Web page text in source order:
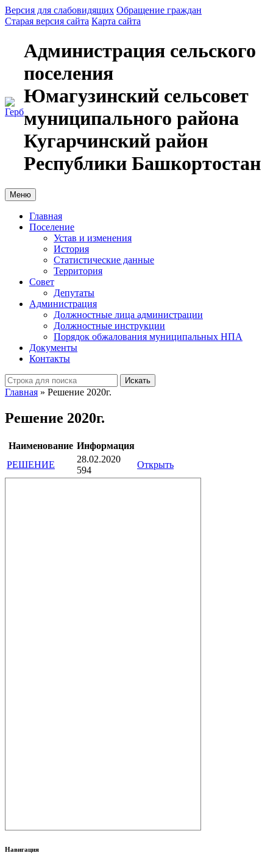
Версия для слабовидящих Обращение граждан
Старая версия сайта Карта сайта
Администрация сельского
поселения
Юмагузинский сельсовет
муниципального района
Кугарчинский район
Республики Башкортостан
Меню
Главная
Поселение
Устав и изменения
История
Статистические данные
Территория
Совет
Депутаты
Администрация
Должностные лица администрации
Должностные инструкции
Порядок обжалования муниципальных НПА
Документы
Контакты
Искать
Главная » Решение 2020г.
Решение 2020г.
Наименование Информация
РЕШЕНИЕ
28.02.2020
594
Открыть
Навигация